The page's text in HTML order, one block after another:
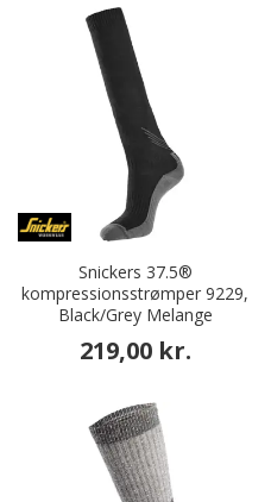
Snickers 37.5®
kompressionsstrømper 9229,
Black/Grey Melange
219,00 kr.